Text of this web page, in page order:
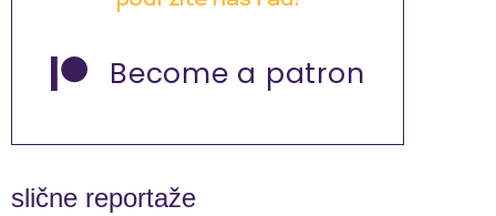
Become a patron
slične reportaže